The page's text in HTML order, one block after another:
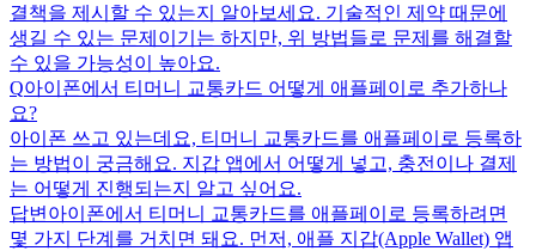
결책을 제시할 수 있는지 알아보세요. 기술적인 제약 때문에
생길 수 있는 문제이기는 하지만, 위 방법들로 문제를 해결할
수 있을 가능성이 높아요.
Q아이폰에서 티머니 교통카드 어떻게 애플페이로 추가하나
요?
아이폰 쓰고 있는데요, 티머니 교통카드를 애플페이로 등록하
는 방법이 궁금해요. 지갑 앱에서 어떻게 넣고, 충전이나 결제
는 어떻게 진행되는지 알고 싶어요.
답변 아이폰에서 티머니 교통카드를 애플페이로 등록하려면
몇 가지 단계를 거치면 돼요. 먼저, 애플 지갑(Apple Wallet) 앱